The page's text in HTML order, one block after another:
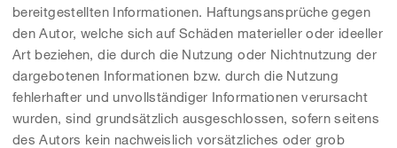
bereitgestellten Informationen. Haftungsansprüche gegen
den Autor, welche sich auf Schäden materieller oder ideeller
Art beziehen, die durch die Nutzung oder Nichtnutzung der
dargebotenen Informationen bzw. durch die Nutzung
fehlerhafter und unvollständiger Informationen verursacht
wurden, sind grundsätzlich ausgeschlossen, sofern seitens
des Autors kein nachweislich vorsätzliches oder grob